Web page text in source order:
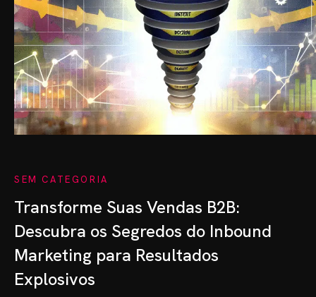
SEM CATEGORIA
Transforme Suas Vendas B2B:
Descubra os Segredos do Inbound
Marketing para Resultados
Explosivos